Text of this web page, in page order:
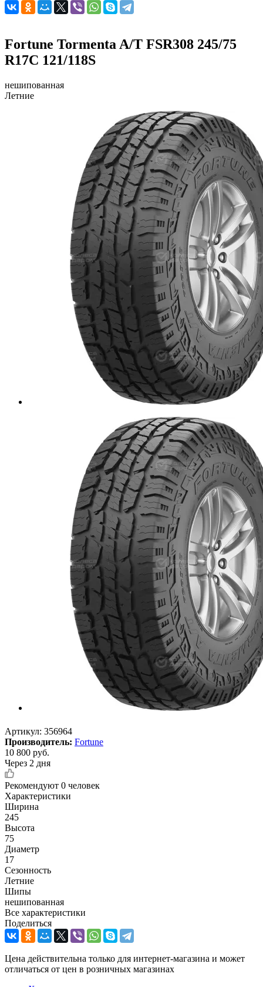
Fortune Tormenta A/T FSR308 245/75
R17C 121/118S
нешипованная
Летние
Артикул: 356964
Производитель: Fortune
10 800 руб.
Через 2 дня
Рекомендуют 0 человек
Характеристики
Ширина
245
Высота
75
Диаметр
17
Сезонность
Летние
Шипы
нешипованная
Все характеристики
Поделиться
Цена действительна только для интернет-магазина и может
отличаться от цен в розничных магазинах